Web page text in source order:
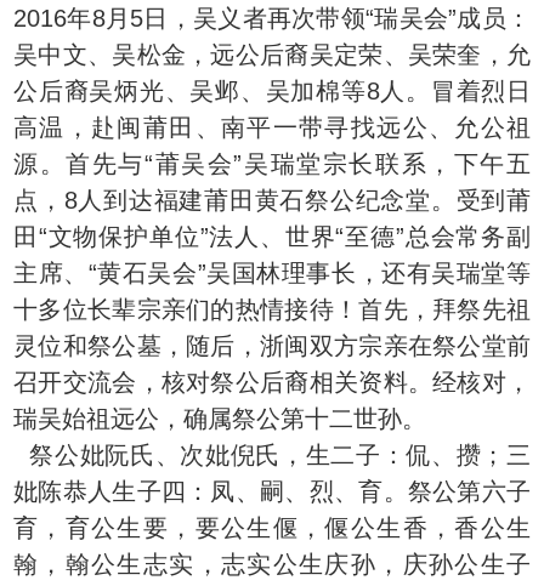
2016年8月5日，吴义者再次带领“瑞吴会”成员：
吴中文、吴松金，远公后裔吴定荣、吴荣奎，允
公后裔吴炳光、吴邺、吴加棉等8人。冒着烈日
高温，赴闽莆田、南平一带寻找远公、允公祖
源。首先与“莆吴会”吴瑞堂宗长联系，下午五
点，8人到达福建莆田黄石祭公纪念堂。受到莆
田“文物保护单位”法人、世界“至德”总会常务副
主席、“黄石吴会”吴国林理事长，还有吴瑞堂等
十多位长辈宗亲们的热情接待！首先，拜祭先祖
灵位和祭公墓，随后，浙闽双方宗亲在祭公堂前
召开交流会，核对祭公后裔相关资料。经核对，
瑞吴始祖远公，确属祭公第十二世孙。
祭公妣阮氏、次妣倪氏，生二子：侃、攒；三
妣陈恭人生子四：凤、嗣、烈、育。祭公第六子
育，育公生要，要公生偃，偃公生香，香公生
翰，翰公生志实，志实公生庆孙，庆孙公生子